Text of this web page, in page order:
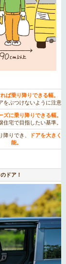
ば乗り降りできる幅。
をぶつけないように注意
ズに乗り降りできる幅。
住宅で目指したい基準。
りでき、
ドアを大きく
能。
ドア！